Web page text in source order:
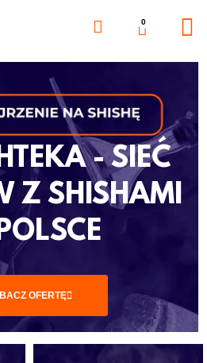
0
- SIEĆ
Z SHISHAMI
OFERTĘ